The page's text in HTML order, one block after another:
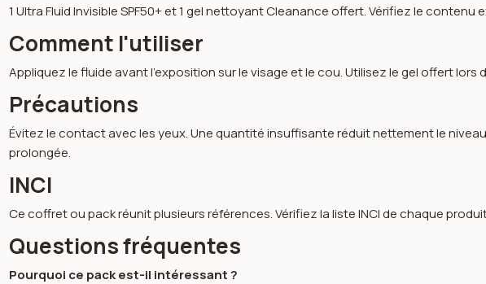
1 Ultra Fluid Invisible SPF50+ et 1 gel nettoyant Cleanance offert. Vérifiez le contenu
Comment l'utiliser
Appliquez le fluide avant l’exposition sur le visage et le cou. Utilisez le gel offert
Précautions
Évitez le contact avec les yeux. Une quantité insuffisante réduit nettement le
prolongée.
INCI
Ce coffret ou pack réunit plusieurs références. Vérifiez la liste INCI de chaque
Questions fréquentes
Pourquoi ce pack est-il intéressant ?